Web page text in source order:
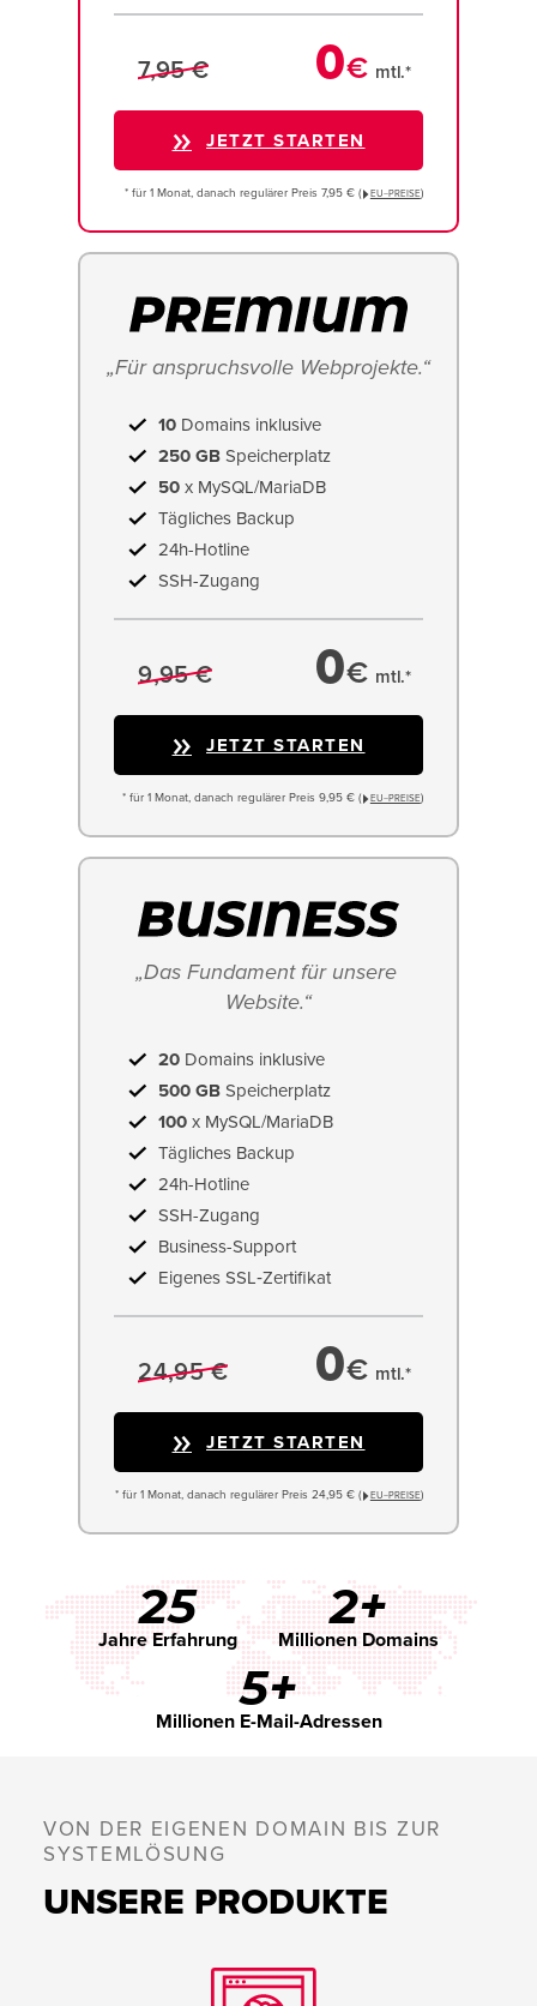
7,95 € 0€ mtl.*
JETZT STARTEN
* für 1 Monat, danach regulärer Preis 7,95 € ( EU−PREISE)
„Für anspruchsvolle Webprojekte.“
10 Domains inklusive
250 GB Speicherplatz
50 x MySQL/MariaDB
Tägliches Backup
24h-Hotline
SSH-Zugang
9,95 € 0€ mtl.*
JETZT STARTEN
* für 1 Monat, danach regulärer Preis 9,95 € ( EU−PREISE)
„Das Fundament für unsere
Website.“
20 Domains inklusive
500 GB Speicherplatz
100 x MySQL/MariaDB
Tägliches Backup
24h-Hotline
SSH-Zugang
Business-Support
Eigenes SSL‑Zertifikat
24,95 € 0€ mtl.*
JETZT STARTEN
* für 1 Monat, danach regulärer Preis 24,95 € ( EU−PREISE)
25
Jahre Erfahrung
2+
Millionen Domains
5+
Millionen E-Mail-Adressen
VON DER EIGENEN DOMAIN BIS ZUR
SYSTEMLÖSUNG
UNSERE PRODUKTE